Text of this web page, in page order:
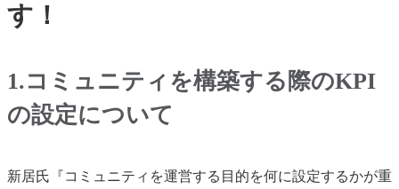
す！
1.コミュニティを構築する際のKPI
の設定について
新居氏『コミュニティを運営する目的を何に設定するかが重